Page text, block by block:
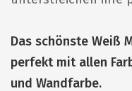
Das schönste Weiß
perfekt mit allen
und Wandfarbe.